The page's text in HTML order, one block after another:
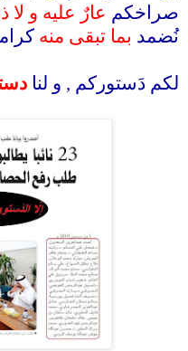
صراخكم عارٌ عليه و لا
نُضمد بما تبقى منه
لكم دَستوركم , و لنا